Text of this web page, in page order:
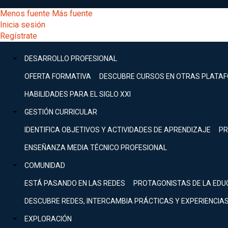
al
contenido
principal
[Educarchile
Escritorio]
Menú
entrar
mi
Menos fuente Más fuente
Inicia sesión
Regístrate
Menú
principal
DESARROLLO PROFESIONAL
OFERTA FORMATIVA DESCUBRE CURSOS EN OTRAS
HABILIDADES PARA EL SIGLO XXI
GESTIÓN CURRICULAR
IDENTIFICA OBJETIVOS Y ACTIVIDADES DE APRENDIZAJE
ENSEÑANZA MEDIA TÉCNICO PROFESIONAL
COMUNIDAD
ESTÁ PASANDO EN LAS REDES PROTAGONISTAS DE LA
DESCUBRE REDES, INTERCAMBIA PRÁCTICAS Y EXPERIENCIAS
EXPLORACIÓN
Buscar
Menú
principal
DESARROLLO
Expand
GESTIÓN
Expand
COMUNIDAD
Expand
EXPLORACIÓN
[Educarchile
Inicia